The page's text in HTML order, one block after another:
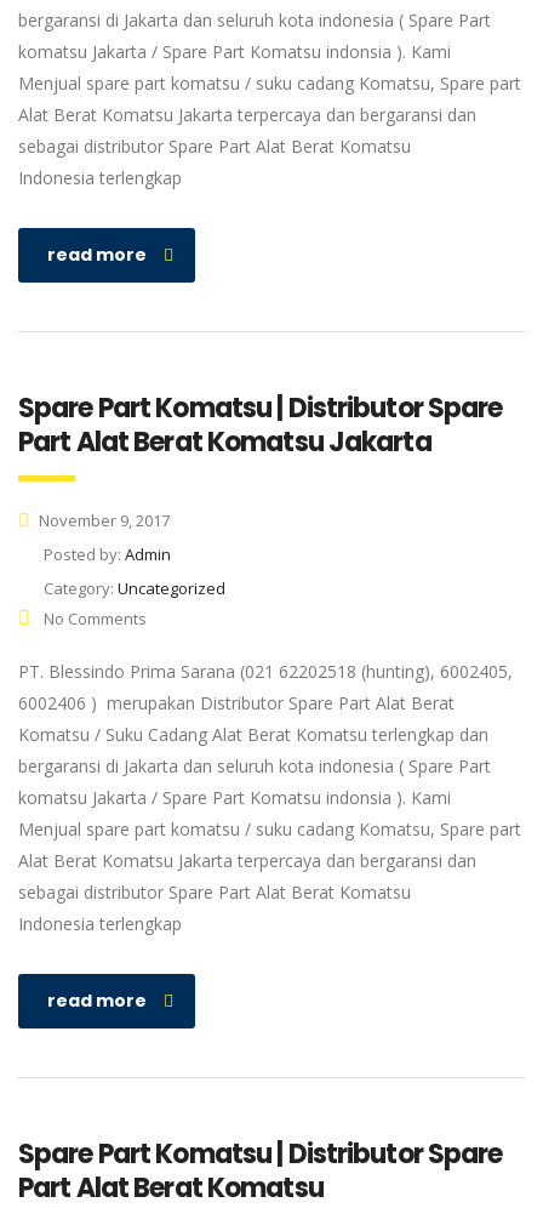
bergaransi di Jakarta dan seluruh kota indonesia ( Spare Part
komatsu Jakarta / Spare Part Komatsu indonsia ). Kami
Menjual spare part komatsu / suku cadang Komatsu, Spare part
Alat Berat Komatsu Jakarta terpercaya dan bergaransi dan
sebagai distributor Spare Part Alat Berat Komatsu
Indonesia terlengkap
read more
Spare Part Komatsu | Distributor Spare
Part Alat Berat Komatsu Jakarta
November 9, 2017
Posted by: Admin
Category: Uncategorized
No Comments
PT. Blessindo Prima Sarana (021 62202518 (hunting), 6002405,
6002406 ) merupakan Distributor Spare Part Alat Berat
Komatsu / Suku Cadang Alat Berat Komatsu terlengkap dan
bergaransi di Jakarta dan seluruh kota indonesia ( Spare Part
komatsu Jakarta / Spare Part Komatsu indonsia ). Kami
Menjual spare part komatsu / suku cadang Komatsu, Spare part
Alat Berat Komatsu Jakarta terpercaya dan bergaransi dan
sebagai distributor Spare Part Alat Berat Komatsu
Indonesia terlengkap
read more
Spare Part Komatsu | Distributor Spare
Part Alat Berat Komatsu